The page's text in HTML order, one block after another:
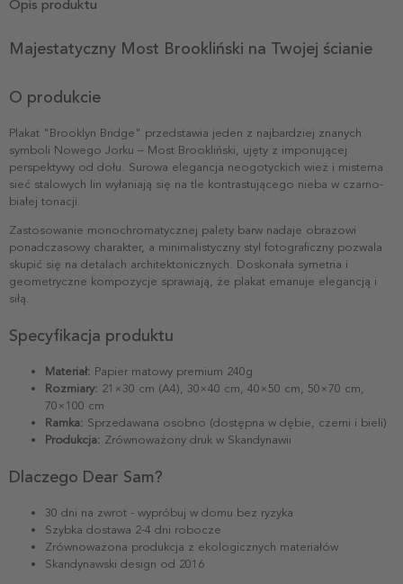
Opis produktu
Majestatyczny Most Brookliński na Twojej ścianie
O produkcie
Plakat "Brooklyn Bridge" przedstawia jeden z najbardziej znanych
symboli Nowego Jorku – Most Brookliński, ujęty z imponującej
perspektywy od dołu. Surowa elegancja neogotyckich wież i misterna
sieć stalowych lin wyłaniają się na tle kontrastującego nieba w czarno-
białej tonacji.
Zastosowanie monochromatycznej palety barw nadaje obrazowi
ponadczasowy charakter, a minimalistyczny styl fotograficzny pozwala
skupić się na detalach architektonicznych. Doskonała symetria i
geometryczne kompozycje sprawiają, że plakat emanuje elegancją i
siłą.
Specyfikacja produktu
Materiał: Papier matowy premium 240g
Rozmiary: 21×30 cm (A4), 30×40 cm, 40×50 cm, 50×70 cm,
70×100 cm
Ramka: Sprzedawana osobno (dostępna w dębie, czerni i bieli)
Produkcja: Zrównoważony druk w Skandynawii
Dlaczego Dear Sam?
30 dni na zwrot - wypróbuj w domu bez ryzyka
Szybka dostawa 2-4 dni robocze
Zrównoważona produkcja z ekologicznych materiałów
Skandynawski design od 2016